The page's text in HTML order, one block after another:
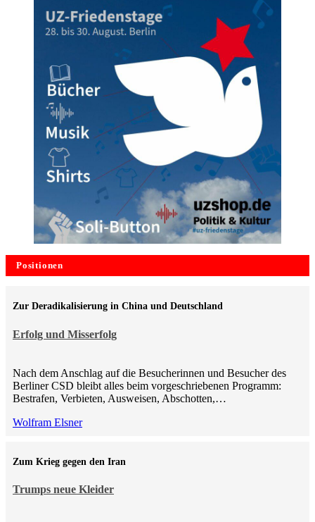
Positionen
Erfolg und Misserfolg
Zur Deradikalisierung in China und Deutschland
Nach dem Anschlag auf die Besucherinnen und Besucher des
Berliner CSD bleibt alles beim vorgeschriebenen Programm:
Bestrafen, Verbieten, Ausweisen, Abschotten,…
Wolfram Elsner
Trumps neue Kleider
Zum Krieg gegen den Iran